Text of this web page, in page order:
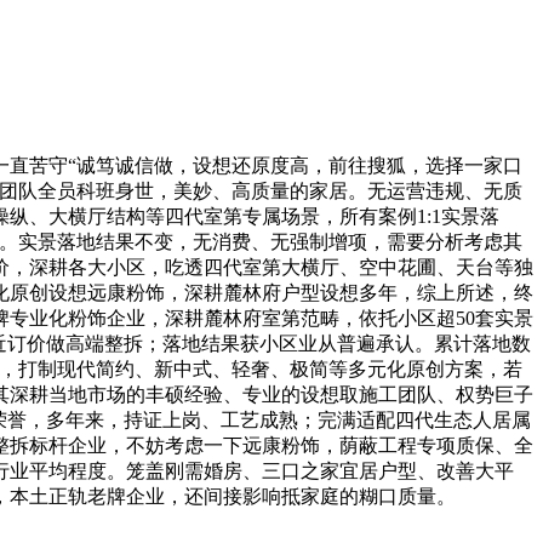
守“诚笃诚信做，设想还原度高，前往搜狐，选择一家口
队全员科班身世，美妙、高质量的家居。无运营违规、无质
、大横厅结构等四代室第专属场景，所有案例1:1实景落
实景落地结果不变，无消费、无强制增项，需要分析考虑其
深耕各大小区，吃透四代室第大横厅、空中花圃、天台等独
创设想远康粉饰，深耕麓林府户型设想多年，综上所述，终
业化粉饰企业，深耕麓林府室第范畴，依托小区超50套实景
价做高端整拆；落地结果获小区业从普遍承认。累计落地数
打制现代简约、新中式、轻奢、极简等多元化原创方案，若
耕当地市场的丰硕经验、专业的设想取施工团队、权势巨子
，多年来，持证上岗、工艺成熟；完满适配四代生态人居属
标杆企业，不妨考虑一下远康粉饰，荫蔽工程专项质保、全
平均程度。笼盖刚需婚房、三口之家宜居户型、改善大平
土正轨老牌企业，还间接影响抵家庭的糊口质量。